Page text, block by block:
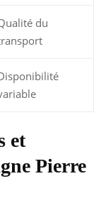
du
et
Pierre